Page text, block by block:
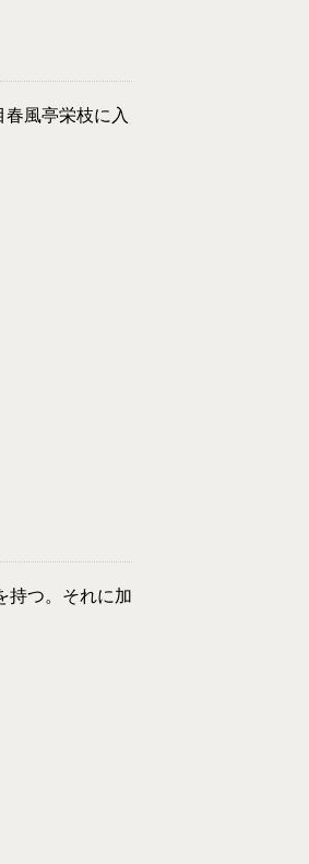
風亭栄枝に入
持つ。それに加